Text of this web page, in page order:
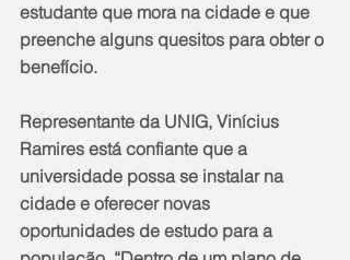
estudante que mora na cidade e que
preenche alguns quesitos para obter o
benefício.
Representante da UNIG, Vinícius
Ramires está confiante que a
universidade possa se instalar na
cidade e oferecer novas
oportunidades de estudo para a